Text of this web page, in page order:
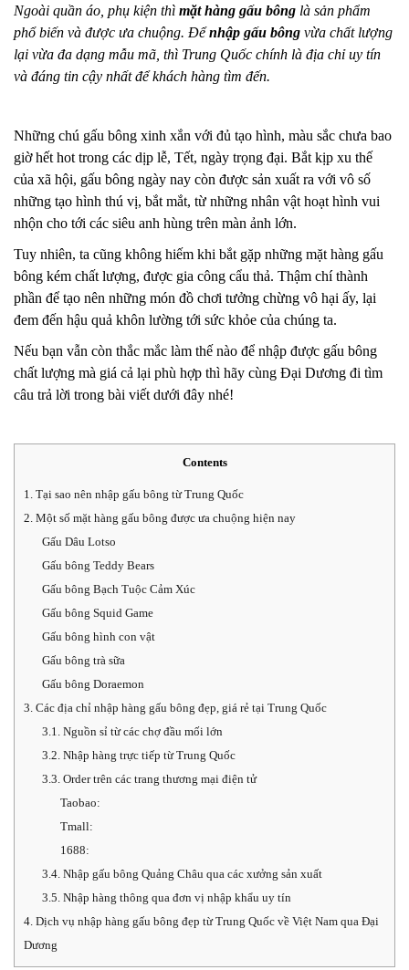
Ngoài quần áo, phụ kiện thì mặt hàng gấu bông là sản phẩm
phổ biến và được ưa chuộng. Đểnhập gấu bông vừa chất lượng
lại vừa đa dạng mẫu mã, thì Trung Quốc chính là địa chỉ uy tín
và đáng tin cậy nhất để khách hàng tìm đến.
Những chú gấu bông xinh xắn với đủ tạo hình, màu sắc chưa bao
giờ hết hot trong các dịp lễ, Tết, ngày trọng đại. Bắt kịp xu thế
của xã hội, gấu bông ngày nay còn được sản xuất ra với vô số
những tạo hình thú vị, bắt mắt, từ những nhân vật hoạt hình vui
nhộn cho tới các siêu anh hùng trên màn ảnh lớn.
Tuy nhiên, ta cũng không hiếm khi bắt gặp những mặt hàng gấu
bông kém chất lượng, được gia công cẩu thả. Thậm chí thành
phần để tạo nên những món đồ chơi tưởng chừng vô hại ấy, lại
đem đến hậu quả khôn lường tới sức khỏe của chúng ta.
Nếu bạn vẫn còn thắc mắc làm thế nào để nhập được gấu bông
chất lượng mà giá cả lại phù hợp thì hãy cùng Đại Dương đi tìm
câu trả lời trong bài viết dưới đây nhé!
Contents
1. Tại sao nên nhập gấu bông từ Trung Quốc
2. Một số mặt hàng gấu bông được ưa chuộng hiện nay
Gấu Dâu Lotso
Gấu bông Teddy Bears
Gấu bông Bạch Tuộc Cảm Xúc
Gấu bông Squid Game
Gấu bông hình con vật
Gấu bông trà sữa
Gấu bông Doraemon
3. Các địa chỉ nhập hàng gấu bông đẹp, giá rẻ tại Trung Quốc
3.1. Nguồn sỉ từ các chợ đầu mối lớn
3.2. Nhập hàng trực tiếp từ Trung Quốc
3.3. Order trên các trang thương mại điện tử
Taobao:
Tmall:
1688:
3.4. Nhập gấu bông Quảng Châu qua các xưởng sản xuất
3.5. Nhập hàng thông qua đơn vị nhập khẩu uy tín
4. Dịch vụ nhập hàng gấu bông đẹp từ Trung Quốc về Việt Nam qua Đại
Dương